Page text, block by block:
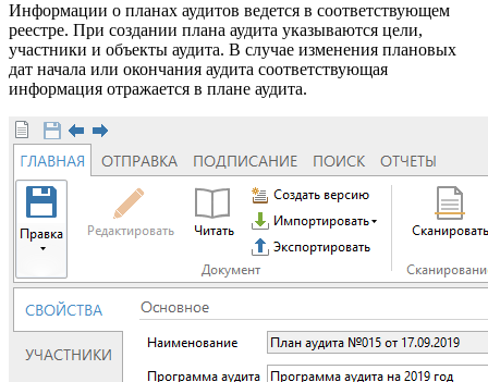
Информации о планах аудитов ведется в соответствующем
реестре. При создании плана аудита указываются цели,
участники и объекты аудита. В случае изменения плановых
дат начала или окончания аудита соответствующая
информация отражается в плане аудита.